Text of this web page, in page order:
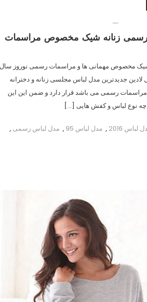
زنانه شیک مخصوص مراسمات
مخصوص مهمانی ها و مراسمات رسمی نوروز
لادین جدیدترین مدل لباس مجلسی زنانه و دخترانه
رسمی می باشد قرار دارد و ضمن این این
چه نوع لباس و کفش هایی […]
لباس 2016 , مدل لباس 95 , مدل لباس رسمی ,